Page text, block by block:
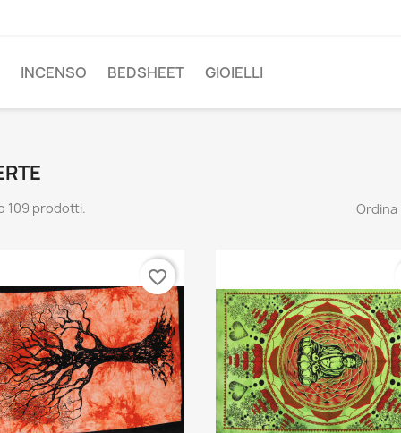
INCENSO BEDSHEET GIOIELLI
109 prodotti. Ordina
favorite_border